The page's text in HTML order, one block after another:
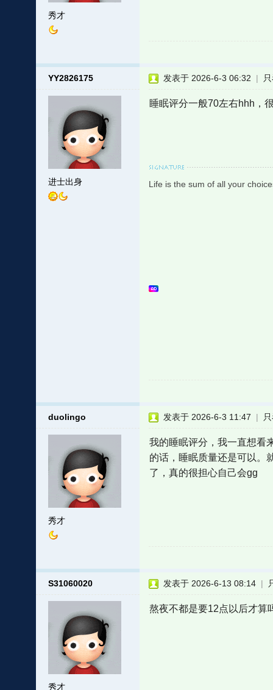
秀才
YY2826175
进士出身
发表于 2026-6-3 06:32 |
睡眠评分一般70左右hhh，
Life is the sum of all your
duolingo
秀才
发表于 2026-6-3 11:47 |
我的睡眠评分，我一直想看
的话，睡眠质量还是可以。
了，真的很担心自己会gg
S31060020
秀才
发表于 2026-6-13 08:14 |
熬夜不都是要12点以后才算